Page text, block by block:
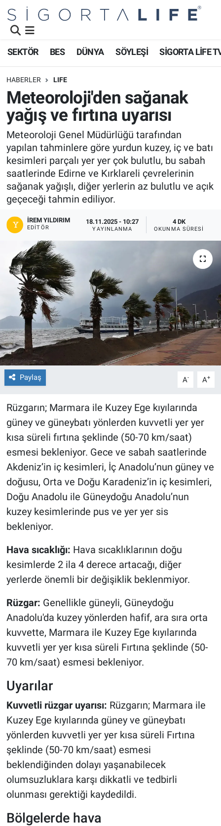
SEKTÖR BES DÜNYA SÖYLEŞİ SİGORTA LİFE
HABERLER LIFE
Meteoroloji'den sağanak
yağış ve fırtına uyarısı
Meteoroloji Genel Müdürlüğü tarafından
yapılan tahminlere göre yurdun kuzey, iç ve batı
kesimleri parçalı yer yer çok bulutlu, bu sabah
saatlerinde Edirne ve Kırklareli çevrelerinin
sağanak yağışlı, diğer yerlerin az bulutlu ve açık
geçeceği tahmin ediliyor.
İREM YILDIRIM
EDITÖR
18.11.2025 - 10:27
YAYINLANMA
4 DK
OKUNMA SÜRESI
Paylaş A- A+
Rüzgarın; Marmara ile Kuzey Ege kıyılarında
güney ve güneybatı yönlerden kuvvetli yer yer
kısa süreli fırtına şeklinde (50-70 km/saat)
esmesi bekleniyor. Gece ve sabah saatlerinde
Akdeniz’in iç kesimleri, İç Anadolu’nun güney ve
doğusu, Orta ve Doğu Karadeniz’in iç kesimleri,
Doğu Anadolu ile Güneydoğu Anadolu’nun
kuzey kesimlerinde pus ve yer yer sis
bekleniyor.
Hava sıcaklığı: Hava sıcaklıklarının doğu
kesimlerde 2 ila 4 derece artacağı, diğer
yerlerde önemli bir değişiklik beklenmiyor.
Rüzgar: Genellikle güneyli, Güneydoğu
Anadolu'da kuzey yönlerden hafif, ara sıra orta
kuvvette, Marmara ile Kuzey Ege kıyılarında
kuvvetli yer yer kısa süreli Fırtına şeklinde (50-
70 km/saat) esmesi bekleniyor.
Uyarılar
Kuvvetli rüzgar uyarısı: Rüzgarın; Marmara ile
Kuzey Ege kıyılarında güney ve güneybatı
yönlerden kuvvetli yer yer kısa süreli Fırtına
şeklinde (50-70 km/saat) esmesi
beklendiğinden dolayı yaşanabilecek
olumsuzluklara karşı dikkatli ve tedbirli
olunması gerektiği kaydedildi.
Bölgelerde hava
Namaz Vakitleri
Trafik Durumu
Süper Lig Puan Durumu ve Fikstür
Tüm Manşetler
Son Dakika Haberleri
Haber Arşivi